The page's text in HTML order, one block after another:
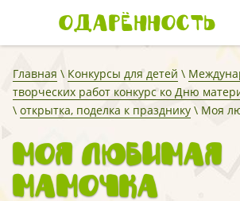
Одарённость
Главная \ Конкурсы для детей \
творческих работ конкурс ко Дню
\ открытка, поделка к празднику \ Моя
Моя любимая
мамочка